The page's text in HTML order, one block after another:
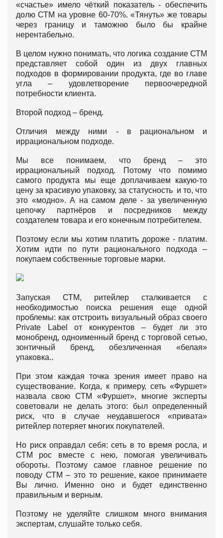
«счастье» имело чёткий показатель - обеспечить
долю СТМ на уровне 60-70%. «Тянуть» же товары
через границу и таможню было бы крайне
нерентабельно.
В целом нужно понимать, что логика создание СТМ
представляет собой один из двух главных
подходов в формировании продукта, где во главе
угла – удовлетворение первоочередной
потребности клиента.
Второй подход – бренд.
Отличия между ними - в рациональном и
иррациональном подходе.
Мы все понимаем, что бренд – это
иррациональный подход. Потому что помимо
самого продукта мы еще доплачиваем какую-то
цену за красивую упаковку, за статусность и то, что
это «модно». А на самом деле - за увеличенную
цепочку партнёров и посредников между
создателем товара и его конечным потребителем.
Поэтому если мы хотим платить дороже - платим.
Хотим идти по пути рационального подхода –
покупаем собственные торговые марки.
Запуская СТМ, ритейлер сталкивается с
необходимостью поиска решения еще одной
проблемы: как отстроить визуальный образ своего
Private Label от конкурентов – будет ли это
монобренд, одноименный бренд с торговой сетью,
зонтичный бренд, обезличенная «белая»
упаковка..
При этом каждая точка зрения имеет право на
существование. Когда, к примеру, сеть «Фуршет»
назвала свою СТМ «Фуршет», многие эксперты
советовали не делать этого: был определенный
риск, что в случае неудавшегося «привата»
ритейлер потеряет многих покупателей.
Но риск оправдал себя: сеть в то время росла, и
СТМ рос вместе с нею, помогая увеличивать
обороты. Поэтому самое главное решение по
поводу СТМ – это то решение, какое принимаете
Вы лично. Именно оно и будет единственно
правильным и верным.
Поэтому не уделяйте слишком много внимания
экспертам, слушайте только себя.